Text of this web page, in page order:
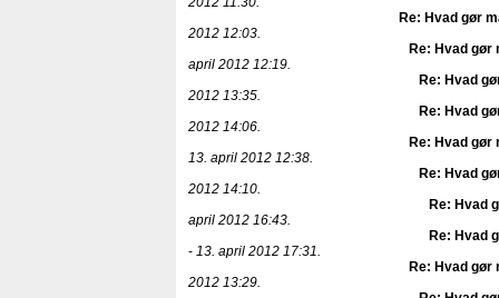
Re: Hvad gør
2012 12:03.
Re: Hvad gør
april 2012 12:19.
Re: Hvad
2012 13:35.
Re: Hvad
2012 14:06.
Re: Hvad gør
13. april 2012 12:38.
Re: Hvad
2012 14:10.
Re: Hvad
april 2012 16:43.
Re: Hvad
- 13. april 2012 17:31.
Re: Hvad gør
2012 13:29.